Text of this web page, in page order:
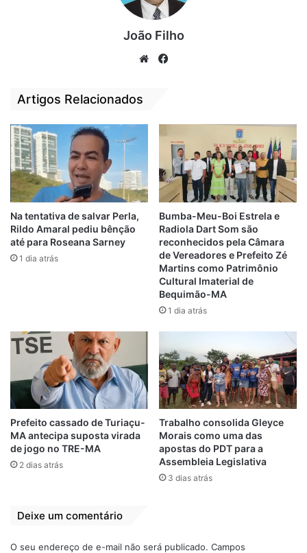
A Sala do Cliente também pode ser
utilizado para coworking (trabalho
colaborativo), permitindo ainda mais
proximidade e parceria entre cliente e o
Banco do Brasil, apoiando os gestores no
cumprimento de sua missão de promover o
bem-estar dos cidadãos.
Aos gestores que tenham interesse em
com o seu gerente de relacionamento e
agendar a data que desejar.
Participaram do ato de inauguração da Sala
do Cliente: Josenildo Golveia Ribeiro,
Superintendente de Finanças da Secretaria
Municipal da Fazenda de São Luís; Geane
Paulino da Silva, secretária Adjunta de
Administração e Finanças do Município de
Fernandes Silva, secretário Adjunto de
Finanças de São Luís; Gilberto Figueiredo
João Filho
We
Artigos Relacionados
Na tentativa de salvar Perla,
Rildo Amaral pediu bênção
até para Roseana Sarney
1 dia atrás
Bumba-Meu-Boi Estrela e
Radiola Dart Som são
reconhecidos pela Câmara
de Vereadores e Prefeito Zé
Martins como Patrimônio
Cultural Imaterial de
Bequimão-MA
1 dia atrás
Prefeito cassado de Turiaçu-
MA antecipa suposta virada
de jogo no TRE-MA
2 dias atrás
Trabalho consolida Gleyce
Morais como uma das
apostas do PDT para a
Assembleia Legislativa
3 dias atrás
Deixe um comentário
O seu endereço de e-mail não será publicado. Campos